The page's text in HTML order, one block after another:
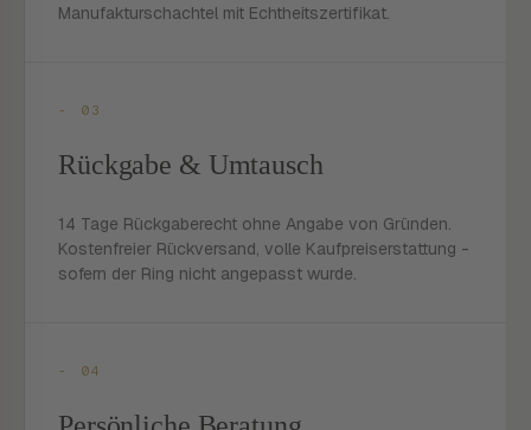
Manufakturschachtel mit Echtheitszertifikat.
- 03
Rückgabe & Umtausch
14 Tage Rückgaberecht ohne Angabe von Gründen.
Kostenfreier Rückversand, volle Kaufpreiserstattung -
sofern der Ring nicht angepasst wurde.
- 04